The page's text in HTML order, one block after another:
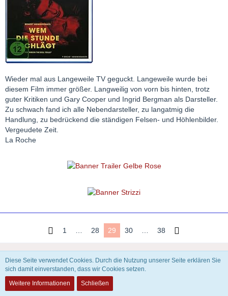
Wieder mal aus Langeweile TV geguckt. Langeweile wurde bei
diesem Film immer größer. Langweilig von vorn bis hinten, trotz
guter Kritiken und Gary Cooper und Ingrid Bergman als Darsteller.
Zu schwach fand ich alle Nebendarsteller, zu langatmig die
Handlung, zu bedrückend die ständigen Felsen- und Höhlenbilder.
Vergeudete Zeit.
La Roche
1 28 29 30 38
Datenschutzerklärung Kontakt Impressum
Diese Seite verwendet Cookies. Durch die Nutzung unserer Seite erklären Sie
sich damit einverstanden, dass wir Cookies setzen.
Weitere Informationen
Schließen